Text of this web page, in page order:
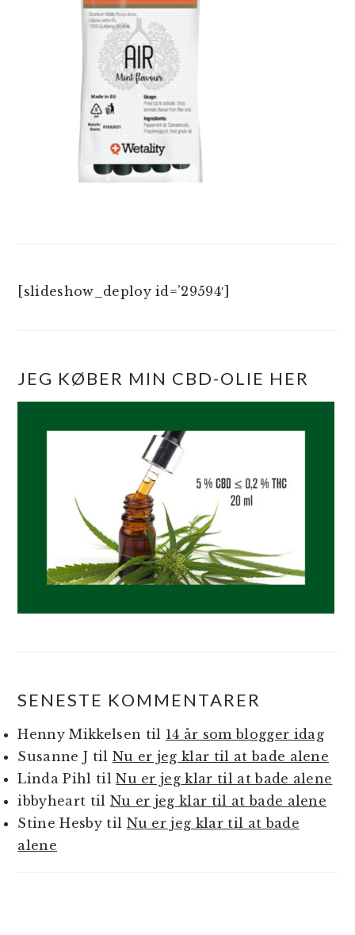
[slideshow_deploy id=’29594′]
JEG KØBER MIN CBD-OLIE HER
SENESTE KOMMENTARER
Henny Mikkelsen til 14 år som blogger idag
Susanne J til Nu er jeg klar til at bade alene
Linda Pihl tilNu er jeg klar til at bade alene
ibbyheart til Nu er jeg klar til at bade alene
Stine Hesbytil Nu er jeg klar til at bade
alene